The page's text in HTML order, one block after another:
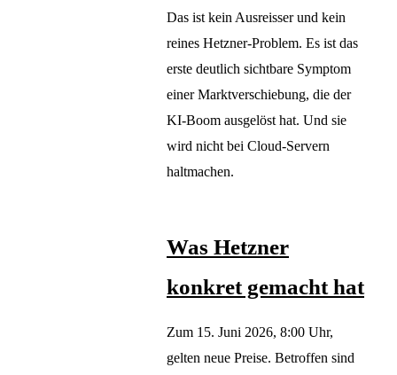
Das ist kein Ausreisser und kein
reines Hetzner-Problem. Es ist das
erste deutlich sichtbare Symptom
einer Marktverschiebung, die der
KI-Boom ausgelöst hat. Und sie
wird nicht bei Cloud-Servern
haltmachen.
Was Hetzner
konkret gemacht hat
Zum 15. Juni 2026, 8:00 Uhr,
gelten neue Preise. Betroffen sind